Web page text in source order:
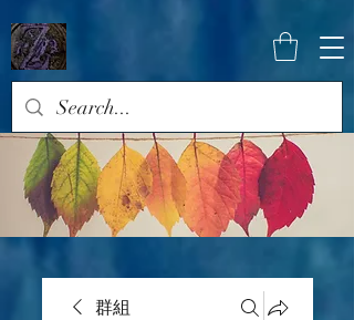
群組